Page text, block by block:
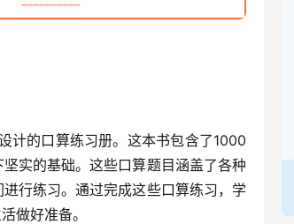
计的口算练习册。这本书包含了1000
实的基础。这些口算题目涵盖了各种
行练习。通过完成这些口算练习，学
做好准备。